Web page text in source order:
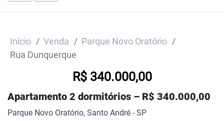
Início Venda
Parque Novo Oratório
Rua Dunquerque
R$ 340.000,00
Apartamento 2 dormitórios – R$ 340.000,00
Parque Novo Oratório, Santo André - SP